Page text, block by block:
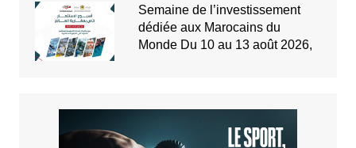
Semaine de l’investissement
dédiée aux Marocains du
Monde Du 10 au 13 août 2026,